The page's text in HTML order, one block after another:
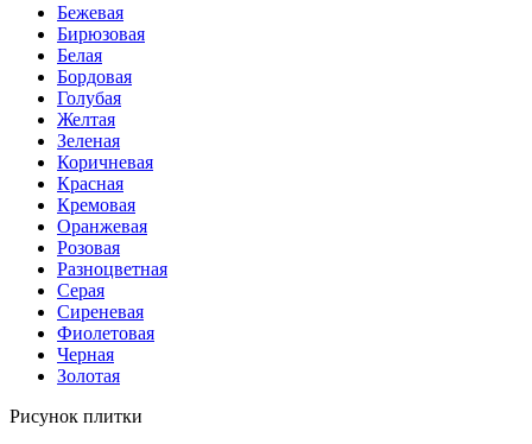
Бежевая
Бирюзовая
Белая
Бордовая
Голубая
Желтая
Зеленая
Коричневая
Красная
Кремовая
Оранжевая
Розовая
Разноцветная
Серая
Сиреневая
Фиолетовая
Черная
Золотая
Рисунок плитки